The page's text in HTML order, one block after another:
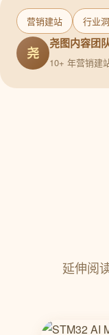
营销建站 行业
尧
尧图内容团
10+ 年营销建
延伸阅